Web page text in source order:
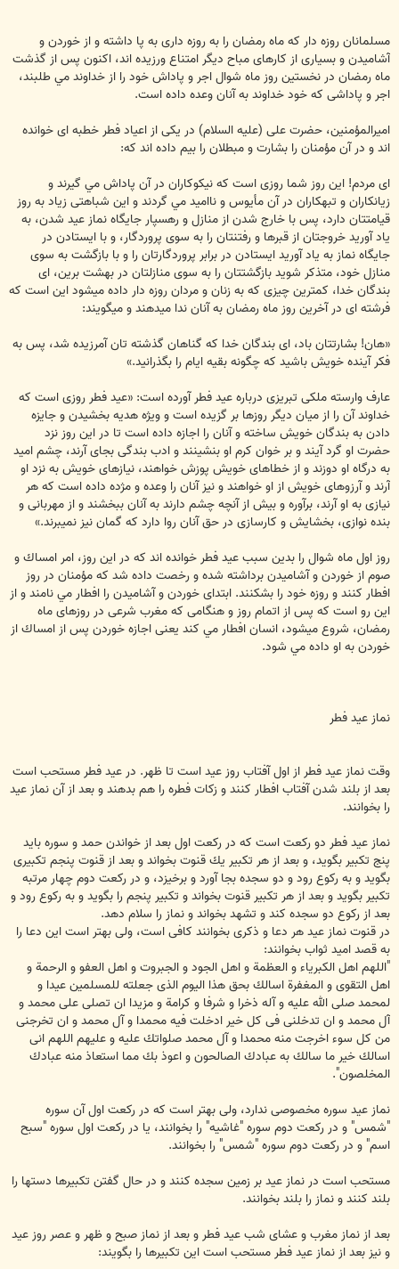
مسلمانان روزه دار كه ماه رمضان را به روزه دارى به پا داشته و از خوردن و
آشاميدن و بسيارى از كارهاى مباح ديگر امتناع ورزيده اند، اكنون پس از گذشت
ماه رمضان در نخستين روز ماه شوال اجر و پاداش خود را از خداوند مي ‏طلبند،
اجر و پاداشى كه خود خداوند به آنان وعده داده است.
اميرالمؤمنين، حضرت على (عليه السلام) در يكى از اعياد فطر خطبه اى خوانده‏
اند و در آن مؤمنان را بشارت و مبطلان را بيم داده ‏اند كه:
اى مردم! اين روز شما روزى است كه نيكوكاران در آن پاداش مي ‏گيرند و
زيانكاران و تبهكاران در آن مأيوس و نااميد مي ‏گردند و اين شباهتى زياد به روز
قيامتتان دارد، پس با خارج شدن از منازل و رهسپار جايگاه نماز عيد شدن، به
ياد آوريد خروجتان از قبرها و رفتنتان را به سوى پروردگار، و با ايستادن در
جايگاه نماز به ياد آوريد ايستادن در برابر پروردگارتان را و با بازگشت ‏به سوى
منازل خود، متذكر شويد بازگشتتان را به سوى منازلتان در بهشت‏ برين، اى
بندگان خدا، كمترين چيزى كه به زنان و مردان روزه ‏دار داده مي‏شود اين است كه
فرشته ‏اى در آخرين روز ماه رمضان به آنان ندا ميدهند و ميگويند:
«هان! بشارتتان باد، اى بندگان خدا كه گناهان گذشته‏ تان آمرزيده شد، پس به
فكر آينده خويش باشيد كه چگونه بقيه ايام را بگذرانيد.»
عارف وارسته ملكى تبريزى درباره عيد فطر آورده است: «عيد فطر روزى است كه
خداوند آن را از ميان ديگر روزها بر گزيده است و ويژه هديه بخشيدن و جايزه
دادن به بندگان خويش ساخته و آنان را اجازه داده است تا در اين روز نزد
حضرت او گرد آيند و بر خوان كرم او بنشينند و ادب بندگى بجاى آرند، چشم اميد
به درگاه او دوزند و از خطاهاى خويش پوزش خواهند، نيازهاى خويش به نزد او
آرند و آرزوهاى خويش از او خواهند و نيز آنان را وعده و مژده داده است كه هر
نيازى به او آرند، برآوره و بيش از آنچه چشم دارند به آنان ببخشند و از مهربانى و
بنده‏ نوازى، بخشايش و كارسازى در حق آنان روا دارد كه گمان نيز نمي‏برند.»
روز اول ماه شوال را بدين سبب عيد فطر خوانده ‏اند كه در اين روز، امر امساك و
صوم از خوردن و آشاميدن برداشته شده و رخصت داده شد كه مؤمنان در روز
افطار كنند و روزه خود را بشكنند. ابتداى خوردن و آشاميدن را افطار مي ‏نامند و از
اين رو است كه پس از اتمام روز و هنگامى كه مغرب شرعى در روزهاى ماه
رمضان، شروع مي‏شود، انسان افطار مي كند يعنى اجازه خوردن پس از امساك از
خوردن به او داده مي ‏شود.
نماز عید فطر
وقت نماز عيد فطر از اول آفتاب روز عيد است تا ظهر. در عيد فطر مستحب است
بعد از بلند شدن آفتاب افطار كنند و زكات فطره را هم بدهند و بعد از آن نماز عيد
را بخوانند.
نماز عيد فطر دو ركعت است كه در ركعت اول بعد از خواندن حمد و سوره بايد
پنج تكبير بگويد، و بعد از هر تكبير يك قنوت بخواند و بعد از قنوت پنجم تكبيرى
بگويد و به ركوع رود و دو سجده بجا آورد و برخيزد، و در ركعت دوم چهار مرتبه
تكبير بگويد و بعد از هر تكبير قنوت بخواند و تكبير پنجم را بگويد و به ركوع رود و
بعد از ركوع دو سجده كند و تشهد بخواند و نماز را سلام دهد.
در قنوت نماز عيد هر دعا و ذكرى بخوانند كافى است، ولى بهتر است‏ اين دعا را
به قصد اميد ثواب بخوانند:
"اللهم اهل الكبرياء و العظمة و اهل الجود و الجبروت و اهل العفو و الرحمة و
اهل التقوى و المغفرة اسالك بحق هذا اليوم الذى جعلته للمسلمين عيدا و
لمحمد صلى الله عليه و آله ذخرا و شرفا و كرامة و مزيدا ان تصلى على محمد و
آل محمد و ان تدخلنى فى كل خير ادخلت فيه محمدا و آل محمد و ان تخرجنى
من كل سوء اخرجت منه محمدا و آل محمد صلواتك عليه و عليهم اللهم انى
اسالك خير ما سالك به عبادك الصالحون و اعوذ بك مما استعاذ منه عبادك
المخلصون".
نماز عيد سوره مخصوصى ندارد، ولى بهتر است كه در ركعت اول آن سوره
"شمس" و در ركعت دوم سوره "غاشيه" را بخوانند، يا در ركعت اول سوره "سبح
اسم" و در ركعت دوم سوره "شمس" را بخوانند.
مستحب است در نماز عيد بر زمين سجده كنند و در حال گفتن تكبيرها دستها را
بلند كنند و نماز را بلند بخوانند.
بعد از نماز مغرب و عشاى شب عيد فطر و بعد از نماز صبح و ظهر و عصر روز عيد
و نيز بعد از نماز عيد فطر مستحب است اين تكبيرها را بگويند: